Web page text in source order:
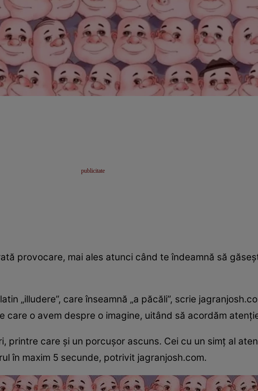
provocare, mai ales atunci când te îndeamnă să
„illudere”, care înseamnă „a păcăli”, scrie
care o avem despre o imagine, uitând să acordăm
printre care și un porcușor ascuns. Cei cu un simț al
în maxim 5 secunde, potrivit jagranjosh.com.